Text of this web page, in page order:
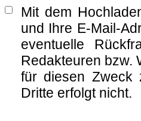
Mit dem
und Ihre E-Mail-
eventuelle
Redakteuren bzw.
für diesen Zweck
Dritte erfolgt nicht.